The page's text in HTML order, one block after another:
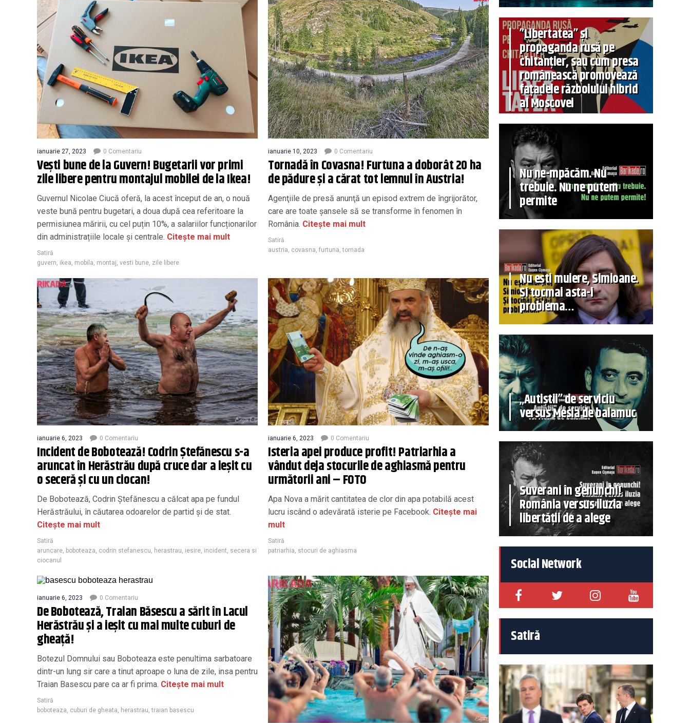
ianuarie 27, 2023 0 Comentariu
Vești bune de la Guvern! Bugetarii vor primi
zile libere pentru montajul mobilei de la Ikea!
Guvernul Nicolae Ciucă oferă, la acest început de an, o nouă
veste bună pentru bugetari, a doua după cea referitoare la
permisiunea măririi, cu cel puțin 10%, a salariilor funcționarilor
din administrațiile locale și centrale. Citește mai mult
Satiră
guvern ikea mobila montaj vesti bune zile libere
ianuarie 10, 2023 0 Comentariu
Tornadă în Covasna! Furtuna a doborât 20 ha
de pădure şi a cărat tot lemnul în Austria!
Agenţiile de presă anunţă un episod extrem de îngrijorător,
care are toate şansele să se transforme în fenomen în
România. Citește mai mult
Satiră
austria covasna furtuna ,tornada
ianuarie 6, 2023 0 Comentariu
Incident de Bobotează! Codrin Ştefănescu s-a
aruncat în Herăstrău după cruce dar a ieşit cu
o seceră şi cu un ciocan!
De Bobotează, Codrin Ștefănescu a călcat apa pe fundul
Herăstrăului, în căutarea odoarelor de partid și de stat.
Citește mai mult
Satiră
aruncare boboteaza codrin stefanescu herastrau iesire incident secera si
ciocanul
ianuarie 6, 2023 0 Comentariu
Isteria apei produce profit! Patriarhia a
vândut deja stocurile de aghiasmă pentru
următorii ani – FOTO
Apa Nova a mărit cantitatea de clor din apa potabilă acest
lucru iscând o adevărată isterie pe Facebook. Citește mai
mult
Satiră
patriarhia stocuri de aghiasma
ianuarie 6, 2023 0 Comentariu
De Bobotează, Traian Băsescu a sărit în Lacul
Herăstrău și a ieșit cu mai multe cuburi de
gheață!
Botezul Domnului sau Boboteaza este penultima sarbatoare
dintr-un lung sir care a tinut aproape o luna de zile, insa pentru
Traian Basescu pare ca ar fi prima. Citește mai mult
Satiră
boboteaza, cuburi de gheata, herastrau,traian basescu
”Libertatea” și
propaganda rusă pe
chitanțier, sau cum presa
românească promovează
fațadele războiului hibrid
al Moscovei
Nu ne-mpăcăm. Nu
trebuie. Nu ne putem
permite
Nu ești muiere, Simioane.
Și tocmai asta-i
problema…
„Autiștii” de serviciu
versus Mesia de balamuc
Suverani în genunchi!
România versus iluzia
libertății de a alege
Social Network
Satiră